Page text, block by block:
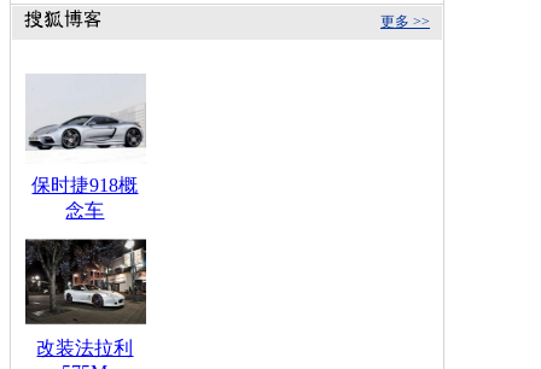
更多 >>
保时捷918概
念车
改装法拉利